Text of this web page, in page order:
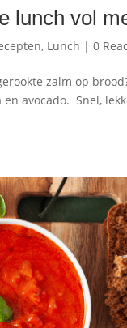
lunch vol
, Lunch |0
zalm op
avocado. Snel,